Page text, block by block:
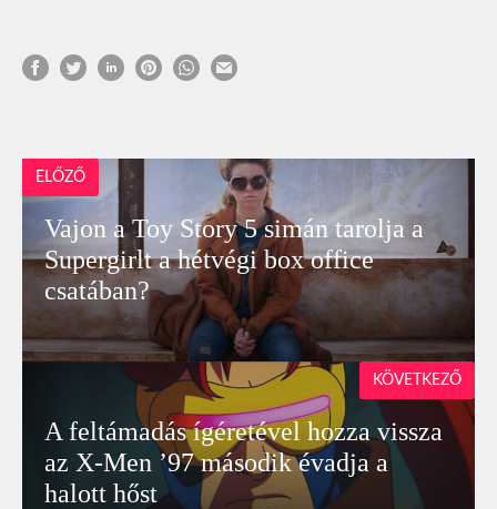
ELŐZŐ
Vajon a Toy Story 5 simán tarolja a
Supergirlt a hétvégi box office
csatában?
A feltámadás ígéretével hozza vissza
az X-Men ’97 második évadja a
halott hőst
KÖVETKEZŐ